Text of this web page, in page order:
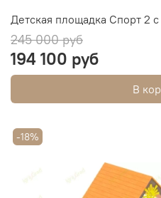
Детская площадка Спорт 2
245 000 руб
194 100 руб
В
-18%